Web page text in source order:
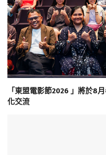
「東盟電影節2026 」將於8
化交流